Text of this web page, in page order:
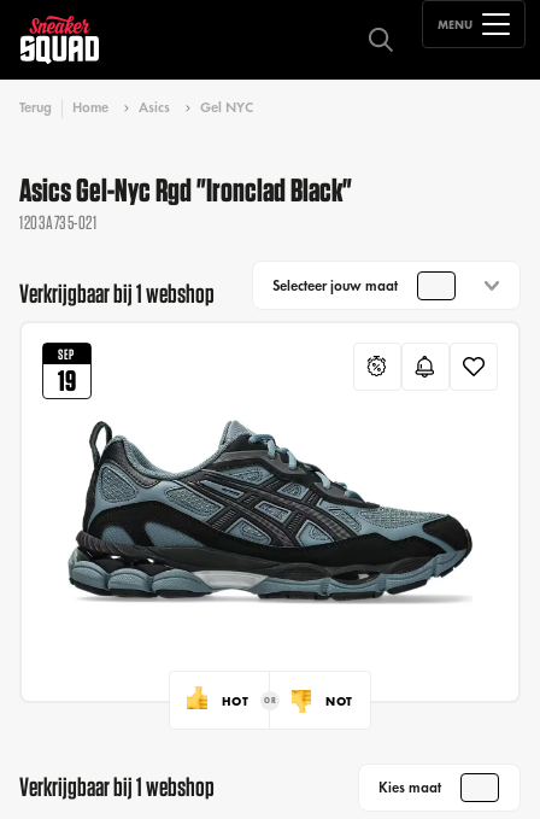
MENU
Terug Home Asics Gel NYC
Asics Gel-Nyc Rgd "Ironclad Black"
1203A735-021
Verkrijgbaar bij 1 webshop Selecteer jouw maat
SEP
19
HOT NOT
Verkrijgbaar bij 1 webshop Kies maat